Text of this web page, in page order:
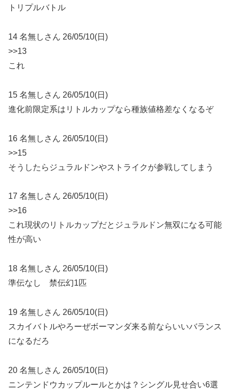
トリプルバトル
14 名無しさん 26/05/10(日)
>>13
これ
15 名無しさん 26/05/10(日)
進化前限定系はリトルカップなら種族値格差なくなるぞ
16 名無しさん 26/05/10(日)
>>15
そうしたらジュラルドンやストライクが参戦してしまう
17 名無しさん 26/05/10(日)
>>16
これ現状のリトルカップだとジュラルドン無双になる可能
性が高い
18 名無しさん 26/05/10(日)
準伝なし 禁伝幻1匹
19 名無しさん 26/05/10(日)
スカイバトルやろーぜボーマンダ来る前ならいいバランス
になるだろ
20 名無しさん 26/05/10(日)
ニンテンドウカップルールとかは？シングル見せ合い6選